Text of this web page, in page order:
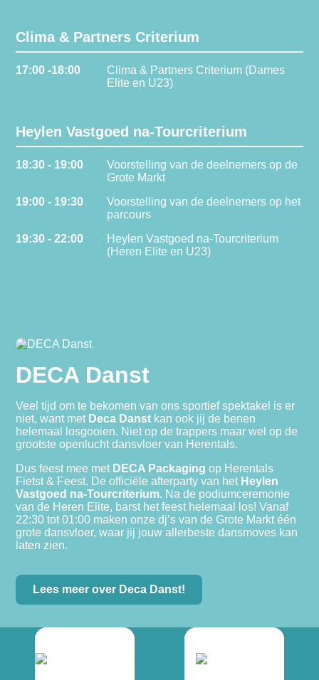
Clima & Partners Criterium
17:00 -18:00
Clima & Partners Criterium (Dames
Elite en U23)
Heylen Vastgoed na-Tourcriterium
18:30 - 19:00
Voorstelling van de deelnemers op de
Grote Markt
19:00 - 19:30
Voorstelling van de deelnemers op het
parcours
19:30 - 22:00
Heylen Vastgoed na-Tourcriterium
(Heren Elite en U23)
DECA Danst
Veel tijd om te bekomen van ons sportief spektakel is er
niet, want met Deca Danst kan ook jij de benen
helemaal losgooien. Niet op de trappers maar wel op de
grootste openlucht dansvloer van Herentals.
Dus feest mee met DECA Packaging op Herentals
Fietst & Feest. De officiële afterparty van het Heylen
Vastgoed na-Tourcriterium. Na de podiumceremonie
van de Heren Elite, barst het feest helemaal los! Vanaf
22:30 tot 01:00 maken onze dj’s van de Grote Markt één
grote dansvloer, waar jij jouw allerbeste dansmoves kan
laten zien.
Lees meer over Deca Danst!